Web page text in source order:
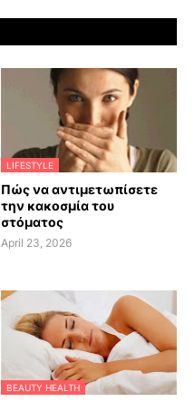
LIFESTYLE
Πώς να αντιμετωπίσετε
την κακοσμία του
στόματος
April 23, 2026
BEAUTY HEALTH